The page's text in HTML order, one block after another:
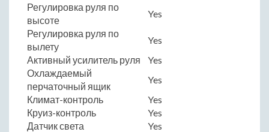
Регулировка руля по
высоте
Yes
Регулировка руля по
вылету
Yes
Активный усилитель руля
Yes
Охлаждаемый
перчаточный ящик
Yes
Климат-контроль
Yes
Круиз-контроль
Yes
Датчик света
Yes